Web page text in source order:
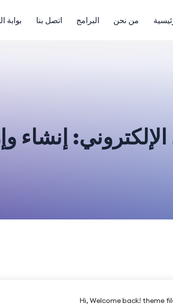
من نحن البرامج اتصل بنا بوابة
الإلكتروني: إنشاء
Hi, Welcome back! theme